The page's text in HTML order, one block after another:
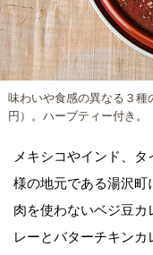
味わいや食感の異なる３種
円）。ハーブティー付き。
メキシコやインド、
様の地元である湯沢町
肉を使わないベジ豆
レーとバターチキンカ